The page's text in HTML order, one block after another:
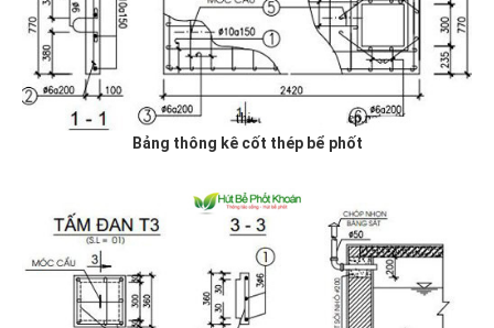
Bảng thông kê cốt thép bể phốt